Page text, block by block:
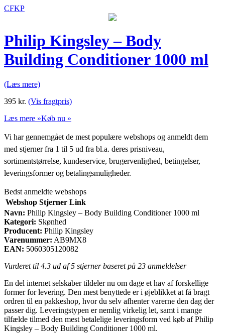
CFKP
Philip Kingsley – Body
Building Conditioner 1000 ml
(Læs mere)
395 kr. (Vis fragtpris)
Læs mere »Køb nu »
Vi har gennemgået de mest populære webshops og anmeldt dem
med stjerner fra 1 til 5 ud fra bl.a. deres prisniveau,
sortimentstørrelse, kundeservice, brugervenlighed, betingelser,
leveringsformer og betalingsmuligheder.
Bedst anmeldte webshops
Webshop Stjerner Link
Navn: Philip Kingsley – Body Building Conditioner 1000 ml
Kategori: Skønhed
Producent: Philip Kingsley
Varenummer: AB9MX8
EAN: 5060305120082
Vurderet til 4.3 ud af 5 stjerner baseret på 23 anmeldelser
En del internet selskaber tildeler nu om dage et hav af forskellige
former for levering. Den mest benyttede er i øjeblikket at få bragt
ordren til en pakkeshop, hvor du selv afhenter varerne den dag der
passer dig. Leveringstypen er nemlig virkelig let, samt i mange
tilfælde tilmed den mest betalelige leveringsform ved køb af Philip
Kingsley – Body Building Conditioner 1000 ml.